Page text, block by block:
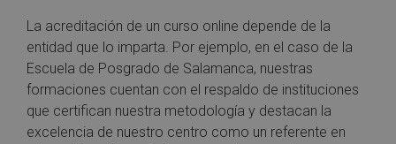
La acreditación de un curso online depende de la
entidad que lo imparta. Por ejemplo, en el caso de la
Escuela de Posgrado de Salamanca, nuestras
formaciones cuentan con el respaldo de instituciones
que certifican nuestra metodología y destacan la
excelencia de nuestro centro como un referente en